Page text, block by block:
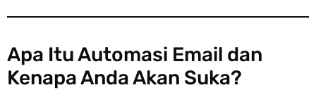
Apa Itu Automasi Email dan
Kenapa Anda Akan Suka?